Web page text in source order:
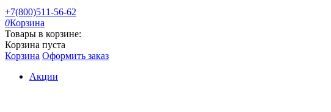
+7(800)511-56-62
0Корзина
Товары в корзине:
Корзина пуста
Корзина Оформить заказ
Акции